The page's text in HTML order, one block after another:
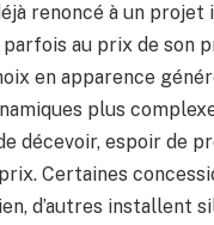
renoncé à un
au prix de son
en apparence
plus
décevoir, espoir de
Certaines
d’autres installent